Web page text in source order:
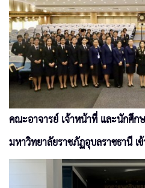
คณะอาจารย์ เจ้าหน้าที่ และนักศึ
มหาวิทยาลัยราชภัฏอุบลราชธานี เ